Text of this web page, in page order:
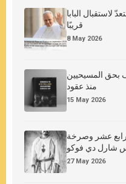
لاستقبال البابا
قريبًا
8 May 2026
بحق المسيحيين
منذ عقود
15 May 2026
الرابع عشر وصرخة
شارل دي فوكو
27 May 2026